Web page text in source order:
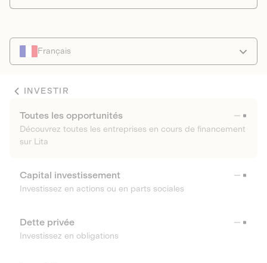
Français
INVESTIR
Toutes les opportunités
Découvrez toutes les entreprises en cours de financement
sur Lita
Capital investissement
Investissez en actions ou en parts sociales
Dette privée
Investissez en obligations